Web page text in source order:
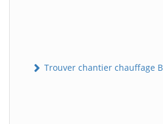
Trouver chantier chauffage